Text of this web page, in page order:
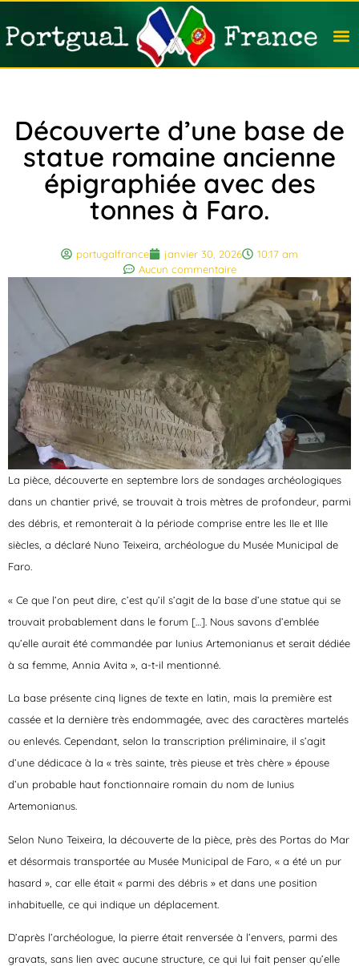
Découverte d’une base de
statue romaine ancienne
épigraphiée avec des
tonnes à Faro.
portugalfrance janvier 30, 2026
10:17 am
Aucun commentaire
La pièce, découverte en septembre lors de sondages archéologiques
dans un chantier privé, se trouvait à trois mètres de profondeur, parmi
des débris, et remonterait à la période comprise entre les IIe et IIIe
siècles, a déclaré Nuno Teixeira, archéologue du Musée Municipal de
Faro.
« Ce que l’on peut dire, c’est qu’il s’agit de la base d’une statue qui se
trouvait probablement dans le forum […]. Nous savons d’emblée
qu’elle aurait été commandée par Iunius Artemonianus et serait dédiée
à sa femme, Annia Avita », a-t-il mentionné.
La base présente cinq lignes de texte en latin, mais la première est
cassée et la dernière très endommagée, avec des caractères martelés
ou enlevés. Cependant, selon la transcription préliminaire, il s’agit
d’une dédicace à la « très sainte, très pieuse et très chère » épouse
d’un probable haut fonctionnaire romain du nom de Iunius
Artemonianus.
Selon Nuno Teixeira, la découverte de la pièce, près des Portas do Mar
et désormais transportée au Musée Municipal de Faro, « a été un pur
hasard », car elle était « parmi des débris » et dans une position
inhabituelle, ce qui indique un déplacement.
D’après l’archéologue, la pierre était renversée à l’envers, parmi des
gravats, sans lien avec aucune structure, ce qui lui fait penser qu’elle